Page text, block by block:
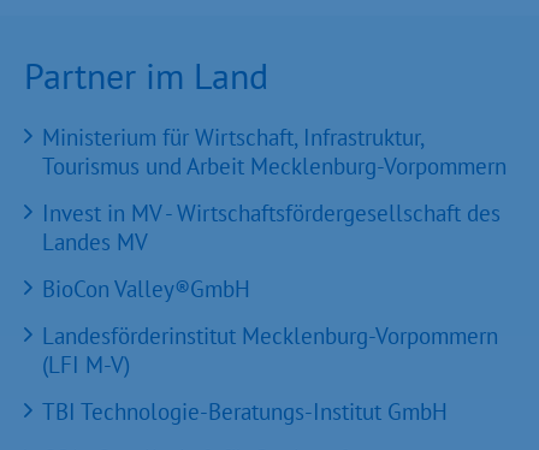
Partner im Land
Ministerium für Wirtschaft, Infrastruktur,
Tourismus und Arbeit Mecklenburg-Vorpommern
Invest in MV - Wirtschaftsfördergesellschaft des
Landes MV
BioCon Valley®GmbH
Landesförderinstitut Mecklenburg-Vorpommern
(LFI M-V)
TBI Technologie-Beratungs-Institut GmbH